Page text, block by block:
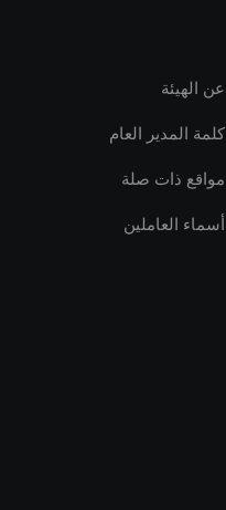
عن الهيئة
كلمة المدير العام
مواقع ذات صلة
أسماء العاملين